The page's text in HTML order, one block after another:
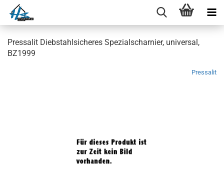
Pressalit Diebstahlsicheres Spezialscharnier, universal,
BZ1999
Pressalit